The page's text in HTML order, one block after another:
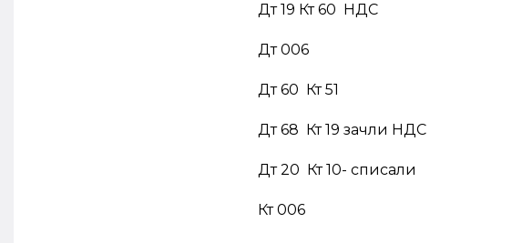
Дт 19 Кт 60 НДС
Дт 006
Дт 60 Кт 51
Дт 68 Кт 19 зачли НДС
Дт 20 Кт 10- списали
Кт 006